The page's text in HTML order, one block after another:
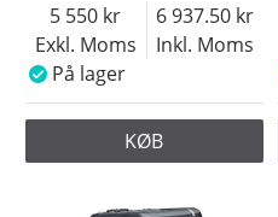
Exkl. Moms
5 550
Inkl. Moms
6 937.50
På lager
KØB